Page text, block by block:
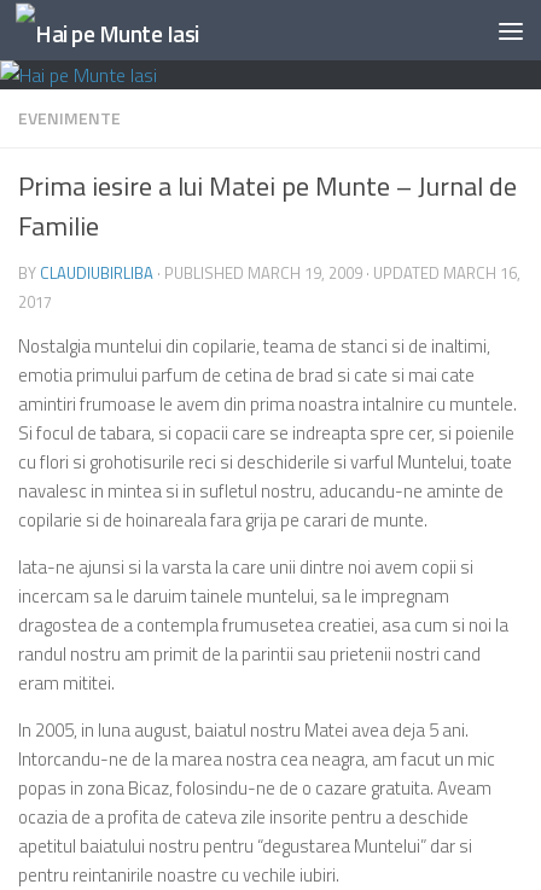
Skip to content
EVENIMENTE
Prima iesire a lui Matei pe Munte – Jurnal de
Familie
BY CLAUDIUBIRLIBA · PUBLISHED MARCH 19, 2009 · UPDATED MARCH 16,
2017
Nostalgia muntelui din copilarie, teama de stanci si de inaltimi,
emotia primului parfum de cetina de brad si cate si mai cate
amintiri frumoase le avem din prima noastra intalnire cu muntele.
Si focul de tabara, si copacii care se indreapta spre cer, si poienile
cu flori si grohotisurile reci si deschiderile si varful Muntelui, toate
navalesc in mintea si in sufletul nostru, aducandu-ne aminte de
copilarie si de hoinareala fara grija pe carari de munte.
Iata-ne ajunsi si la varsta la care unii dintre noi avem copii si
incercam sa le daruim tainele muntelui, sa le impregnam
dragostea de a contempla frumusetea creatiei, asa cum si noi la
randul nostru am primit de la parintii sau prietenii nostri cand
eram mititei.
In 2005, in luna august, baiatul nostru Matei avea deja 5 ani.
Intorcandu-ne de la marea nostra cea neagra, am facut un mic
popas in zona Bicaz, folosindu-ne de o cazare gratuita. Aveam
ocazia de a profita de cateva zile insorite pentru a deschide
apetitul baiatului nostru pentru “degustarea Muntelui” dar si
pentru reintanirile noastre cu vechile iubiri.